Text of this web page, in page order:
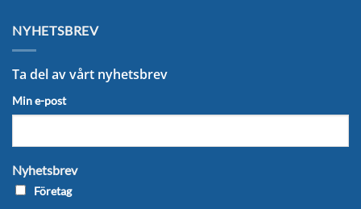
NYHETSBREV
Ta del av vårt nyhetsbrev
Min e-post
Nyhetsbrev
Företag